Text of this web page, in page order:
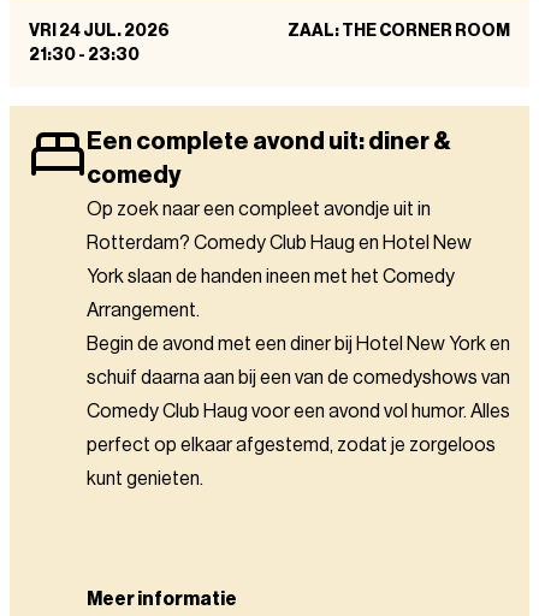
VRI 24 JUL. 2026
21:30 - 23:30
ZAAL: THE CORNER ROOM
Een complete avond uit: diner &
comedy
Op zoek naar een compleet avondje uit in
Rotterdam? Comedy Club Haug en Hotel New
York slaan de handen ineen met het Comedy
Arrangement.
Begin de avond met een diner bij Hotel New York en
schuif daarna aan bij een van de comedyshows van
Comedy Club Haug voor een avond vol humor. Alles
perfect op elkaar afgestemd, zodat je zorgeloos
kunt genieten.
Meer informatie